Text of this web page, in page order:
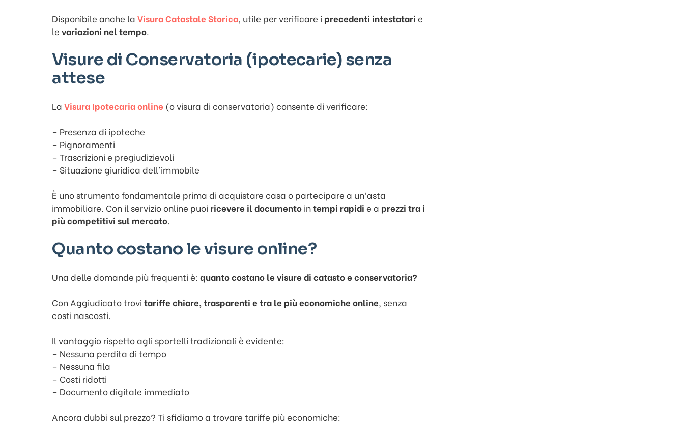
Disponibile anche la Visura Catastale Storica, utile per verificare i precedenti intestatari e
le variazioni nel tempo.
Visure di Conservatoria (ipotecarie) senza
attese
La Visura Ipotecaria online (o visura di conservatoria) consente di verificare:
– Presenza di ipoteche
– Pignoramenti
– Trascrizioni e pregiudizievoli
– Situazione giuridica dell’immobile
È uno strumento fondamentale prima di acquistare casa o partecipare a un’asta
immobiliare. Con il servizio online puoi ricevere il documento intempi rapidi e a prezzi tra i
più competitivi sul mercato.
Quanto costano le visure online?
Una delle domande più frequenti è: quanto costano le visure di catasto e conservatoria?
Con Aggiudicato trovi tariffe chiare, trasparenti e tra le più economiche online, senza
costi nascosti.
Il vantaggio rispetto agli sportelli tradizionali è evidente:
– Nessuna perdita di tempo
– Nessuna fila
– Costi ridotti
– Documento digitale immediato
Ancora dubbi sul prezzo? Ti sfidiamo a trovare tariffe più economiche: